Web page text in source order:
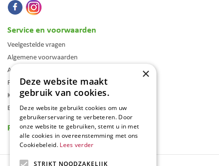
Service en voorwaarden
Veelgestelde vragen
Algemene voorwaarden
Assortiment
Folder
Klantenkaart
Blog
Reviews
×
Deze website maakt
gebruik van cookies.
Deze website gebruikt cookies om uw
gebruikerservaring te verbeteren. Door
onze website te gebruiken, stemt u in met
alle cookies in overeenstemming met ons
Cookiebeleid. Lees verder
STRIKT NOODZAKELIJK